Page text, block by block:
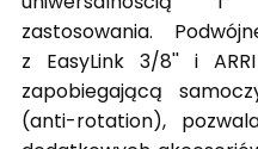
zastosowania.
z EasyLink 3/8'' i
zapobiegającą
(anti-rotation),